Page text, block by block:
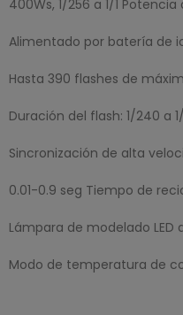
400Ws, 1/256 a 1/1 Potencia
Alimentado por batería de
Hasta 390 flashes de
Duración del flash: 1/240 a
Sincronización de alta
0.01-0.9 seg Tiempo de
Lámpara de modelado LED
Modo de temperatura de